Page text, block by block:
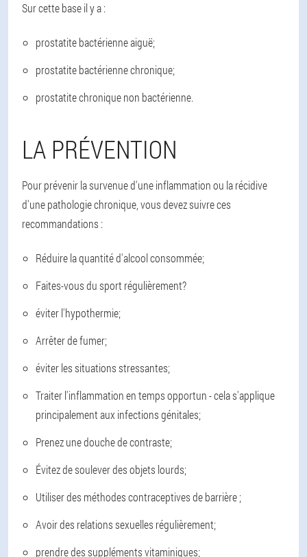
Sur cette base il y a :
prostatite bactérienne aiguë;
prostatite bactérienne chronique;
prostatite chronique non bactérienne.
LA PRÉVENTION
Pour prévenir la survenue d'une inflammation ou la récidive
d'une pathologie chronique, vous devez suivre ces
recommandations :
Réduire la quantité d'alcool consommée;
Faites-vous du sport régulièrement?
éviter l'hypothermie;
Arrêter de fumer;
éviter les situations stressantes;
Traiter l'inflammation en temps opportun - cela s'applique
principalement aux infections génitales;
Prenez une douche de contraste;
Évitez de soulever des objets lourds;
Utiliser des méthodes contraceptives de barrière ;
Avoir des relations sexuelles régulièrement;
prendre des suppléments vitaminiques;